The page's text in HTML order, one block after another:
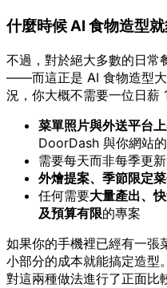
什麼時候 AI 食物造型
不過，對於絕大多數的日常
——而這正是 AI 食物造型大
況，你大概不需要一位日薪
菜單照片與外送平台
DoorDash 與你網站的
需要每天而非每季更
外燴提案、季節限定
任何需要大量產出、
及預算有限的專案
如果你的手機裡已經有一張
小部分的成本就能搞定造型
對這兩種做法進行了正面比